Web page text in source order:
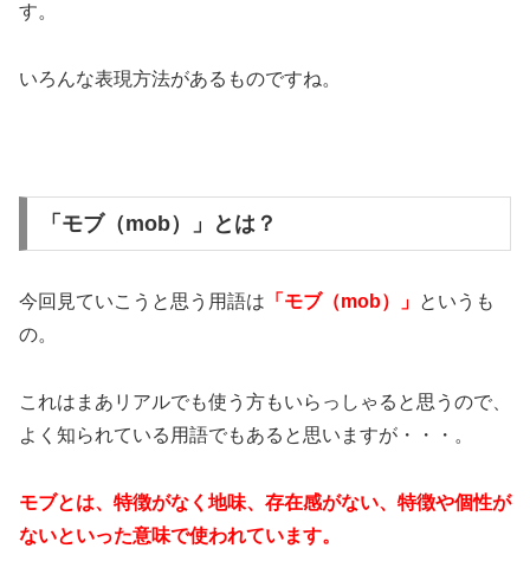
す。
いろんな表現方法があるものですね。
「モブ（mob）」とは？
今回見ていこうと思う用語は 「モブ（mob）」 というも
の。
これはまあリアルでも使う方もいらっしゃると思うので、
よく知られている用語でもあると思いますが・・・。
モブとは、特徴がなく地味、存在感がない、特徴や個性が
ないといった意味で使われています。